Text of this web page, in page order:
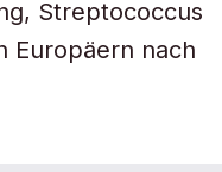
Streptococcus
Europäern nach